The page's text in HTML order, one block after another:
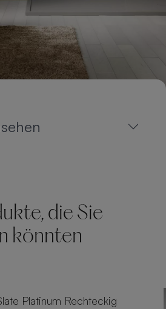
die Sie
könnten
Platinum Rechteckig